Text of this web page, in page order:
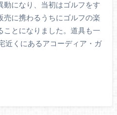
動になり、当初はゴルフをす
売に携わるうちにゴルフの楽
ことになりました。道具も一
近くにあるアコーディア・ガ